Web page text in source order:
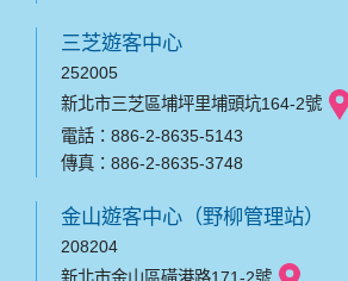
三芝遊客中心
252005
新北市三芝區埔坪里埔頭坑164-2號
電話：886-2-8635-5143
傳真：886-2-8635-3748
金山遊客中心（野柳管理站）
208204